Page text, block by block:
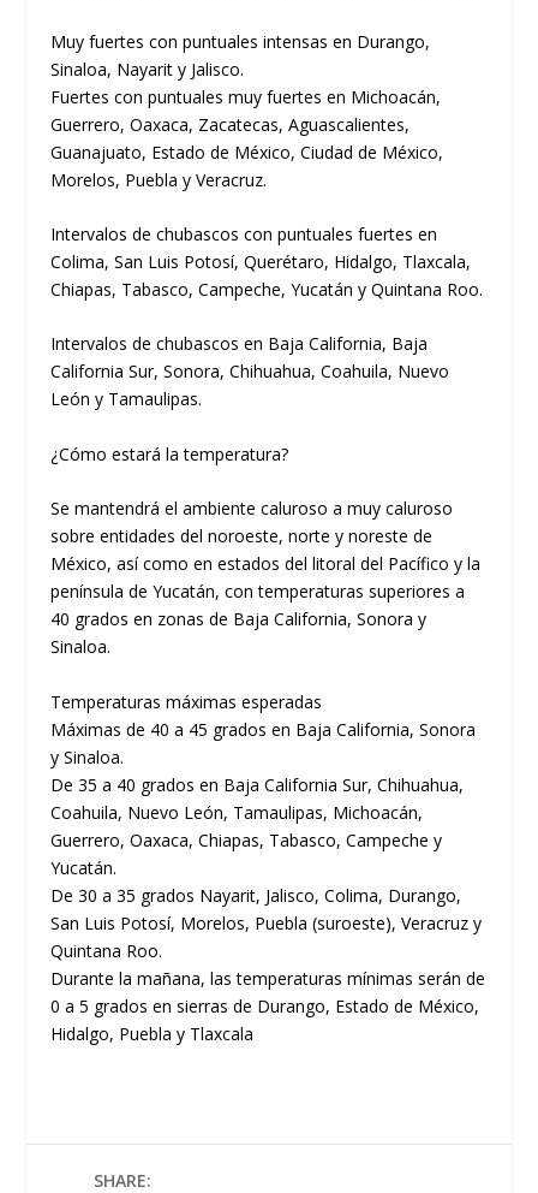
Muy fuertes con puntuales intensas en Durango,
Sinaloa, Nayarit y Jalisco.
Fuertes con puntuales muy fuertes en Michoacán,
Guerrero, Oaxaca, Zacatecas, Aguascalientes,
Guanajuato, Estado de México, Ciudad de México,
Morelos, Puebla y Veracruz.
Intervalos de chubascos con puntuales fuertes en
Colima, San Luis Potosí, Querétaro, Hidalgo, Tlaxcala,
Chiapas, Tabasco, Campeche, Yucatán y Quintana Roo.
Intervalos de chubascos en Baja California, Baja
California Sur, Sonora, Chihuahua, Coahuila, Nuevo
León y Tamaulipas.
¿Cómo estará la temperatura?
Se mantendrá el ambiente caluroso a muy caluroso
sobre entidades del noroeste, norte y noreste de
México, así como en estados del litoral del Pacífico y la
península de Yucatán, con temperaturas superiores a
40 grados en zonas de Baja California, Sonora y
Sinaloa.
Temperaturas máximas esperadas
Máximas de 40 a 45 grados en Baja California, Sonora
y Sinaloa.
De 35 a 40 grados en Baja California Sur, Chihuahua,
Coahuila, Nuevo León, Tamaulipas, Michoacán,
Guerrero, Oaxaca, Chiapas, Tabasco, Campeche y
Yucatán.
De 30 a 35 grados Nayarit, Jalisco, Colima, Durango,
San Luis Potosí, Morelos, Puebla (suroeste), Veracruz y
Quintana Roo.
Durante la mañana, las temperaturas mínimas serán de
0 a 5 grados en sierras de Durango, Estado de México,
Hidalgo, Puebla y Tlaxcala
SHARE: